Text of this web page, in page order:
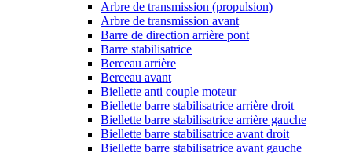
Arbre de transmission (propulsion)
Arbre de transmission avant
Barre de direction arrière pont
Barre stabilisatrice
Berceau arrière
Berceau avant
Biellette anti couple moteur
Biellette barre stabilisatrice arrière droit
Biellette barre stabilisatrice arrière gauche
Biellette barre stabilisatrice avant droit
Biellette barre stabilisatrice avant gauche